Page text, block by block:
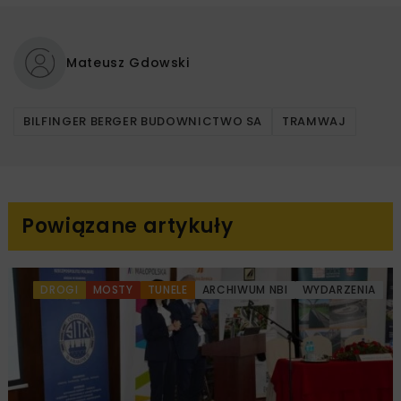
Mateusz Gdowski
BILFINGER BERGER BUDOWNICTWO SA TRAMWAJ
Powiązane artykuły
DROGI MOSTY TUNELE ARCHIWUM NBI WYDARZENIA